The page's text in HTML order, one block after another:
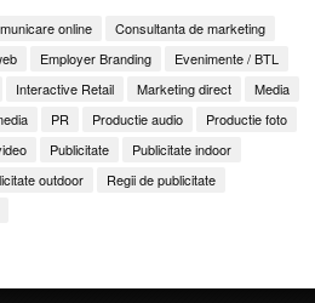
online
Consultanta de marketing
Employer Branding
Evenimente / BTL
Interactive Retail Marketing direct
Media
PR Productie audio
Productie foto
Publicitate
Publicitate indoor
outdoor
Regii de publicitate